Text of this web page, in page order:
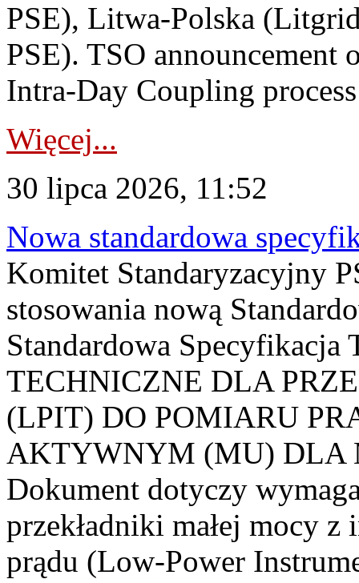
PSE), Litwa-Polska
PSE). TSO announcement
Intra-Day Coupling
Więcej...
30 lipca 2026, 11:52
Nowa standardowa
Komitet Standaryzacyjny
stosowania nową
Standardowa
TECHNICZNE DLA
(LPIT) DO POMIARU
AKTYWNYM (MU) DLA
Dokument dotyczy
przekładniki małej mocy
prądu (Low-Power